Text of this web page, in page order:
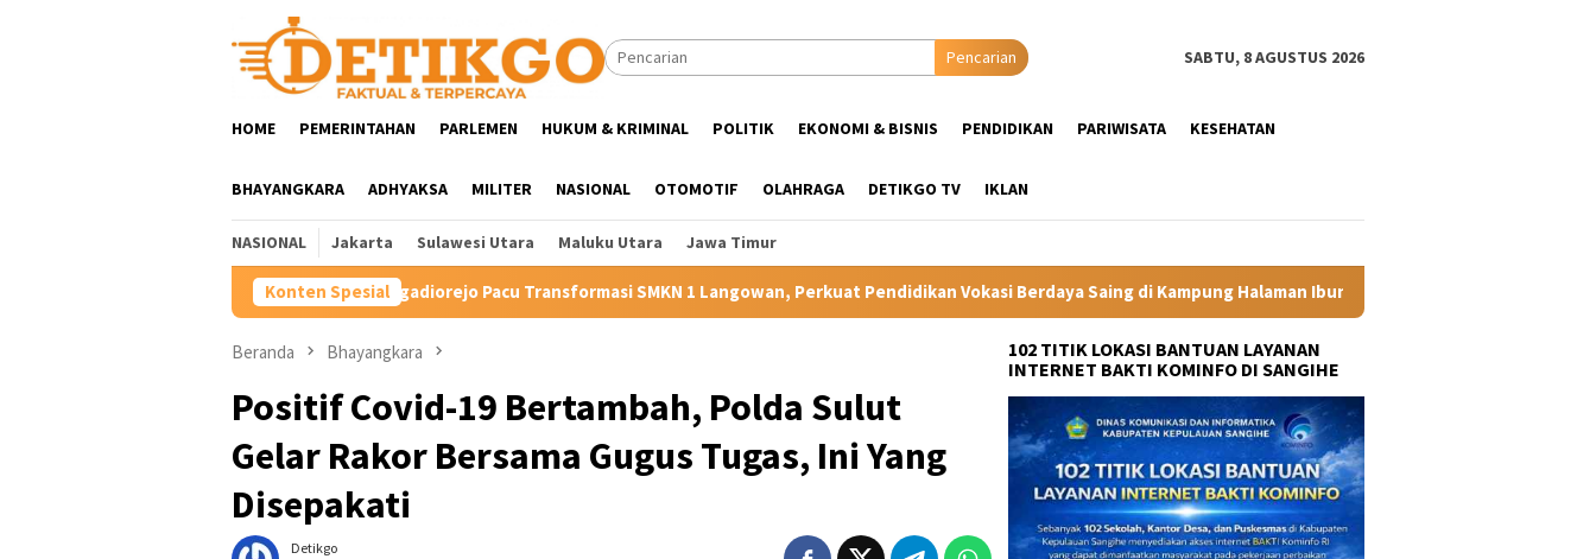
Pencarian SABTU, 8 AGUSTUS 2026
HOME PEMERINTAHAN PARLEMEN HUKUM & KRIMINAL POLITIK EKONOMI & BISNIS PENDIDIKAN PARIWISATA KESEHATAN
BHAYANGKARA ADHYAKSA MILITER NASIONAL OTOMOTIF OLAHRAGA DETIKGO TV IKLAN
NASIONAL Jakarta Sulawesi Utara Maluku Utara Jawa Timur
Konten Spesial
Hartini Ngadiorejo Pacu Transformasi SMKN 1 Langowan, Perkuat Pendidikan Vokasi Berdaya Saing di Kampung Halaman Ibunda Presiden Labkesmas Minahasa Segera
Beranda Bhayangkara
Positif Covid-19 Bertambah, Polda Sulut
Gelar Rakor Bersama Gugus Tugas, Ini Yang
Disepakati
Detikgo
102 TITIK LOKASI BANTUAN LAYANAN
INTERNET BAKTI KOMINFO DI SANGIHE